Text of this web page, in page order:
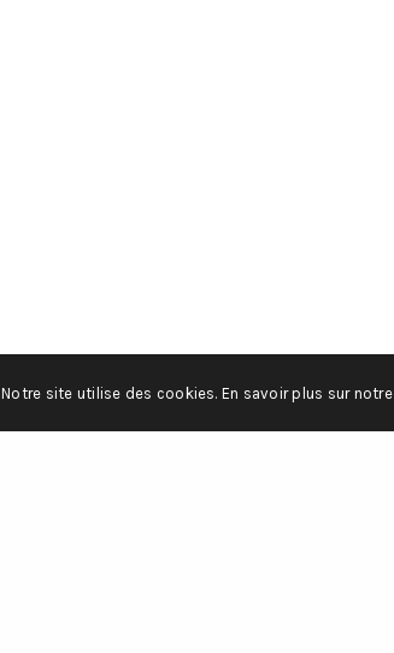
Notre site utilise des cookies. En savoir plus sur notre